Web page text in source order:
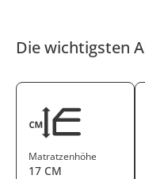
Die wichtigsten
Matratzenhöhe
17 CM